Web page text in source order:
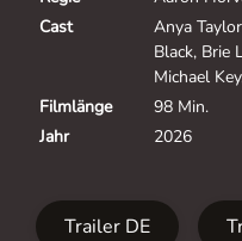
Cast
Anya
Black, Brie
Michael
Filmlänge
98 Min.
Jahr
2026
Trailer DE